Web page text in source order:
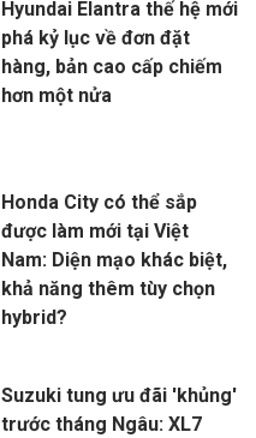
Hyundai Elantra thế hệ mới
phá kỷ lục về đơn đặt
hàng, bản cao cấp chiếm
hơn một nửa
Honda City có thể sắp
được làm mới tại Việt
Nam: Diện mạo khác biệt,
khả năng thêm tùy chọn
hybrid?
Suzuki tung ưu đãi 'khủng'
trước tháng Ngâu: XL7